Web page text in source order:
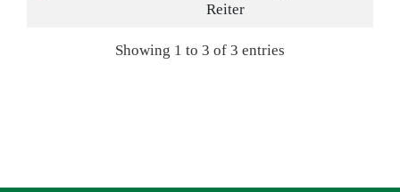
Reiter
Showing 1 to 3 of 3 entries